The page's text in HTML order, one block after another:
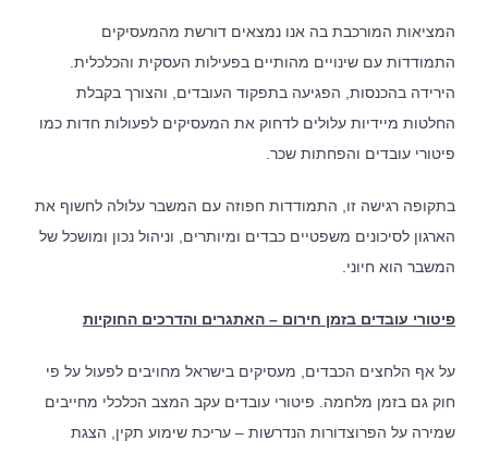
המציאות המורכבת בה אנו נמצאים דורשת מהמעסיקים
התמודדות עם שינויים מהותיים בפעילות העסקית והכלכלית.
הירידה בהכנסות, הפגיעה בתפקוד העובדים, והצורך בקבלת
החלטות מיידיות עלולים לדחוק את המעסיקים לפעולות חדות כמו
פיטורי עובדים והפחתות שכר.
בתקופה רגישה זו, התמודדות חפוזה עם המשבר עלולה לחשוף את
הארגון לסיכונים משפטיים כבדים ומיותרים, וניהול נכון ומושכל של
המשבר הוא חיוני.
פיטורי עובדים בזמן חירום – האתגרים והדרכים החוקיות
על אף הלחצים הכבדים, מעסיקים בישראל מחויבים לפעול על פי
חוק גם בזמן מלחמה. פיטורי עובדים עקב המצב הכלכלי מחייבים
שמירה על הפרוצדורות הנדרשות – עריכת שימוע תקין, הצגת